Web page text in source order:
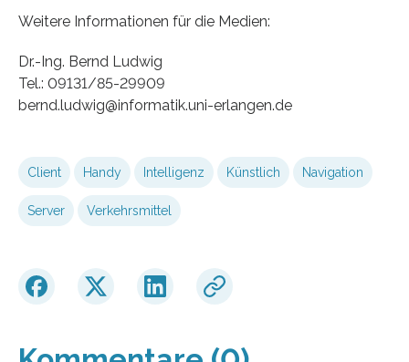
Weitere Informationen für die Medien:
Dr.-Ing. Bernd Ludwig
Tel.: 09131/85-29909
bernd.ludwig@informatik.uni-erlangen.de
Client Handy Intelligenz Künstlich Navigation
Server Verkehrsmittel